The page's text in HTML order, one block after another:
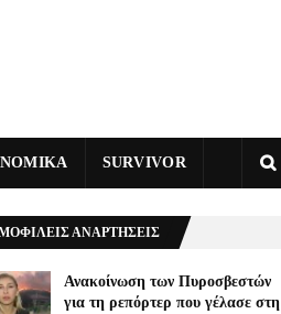
SURVIVOR
ΑΝΑΡΤΗΣΕΙΣ
Ανακοίνωση των Πυροσβεστών
για τη ρεπόρτερ που γέλασε στη